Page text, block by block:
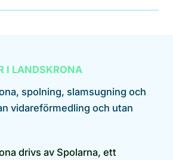
I LANDSKRONA
spolning, slamsugning och
vidareförmedling och utan
drivs av Spolarna, ett